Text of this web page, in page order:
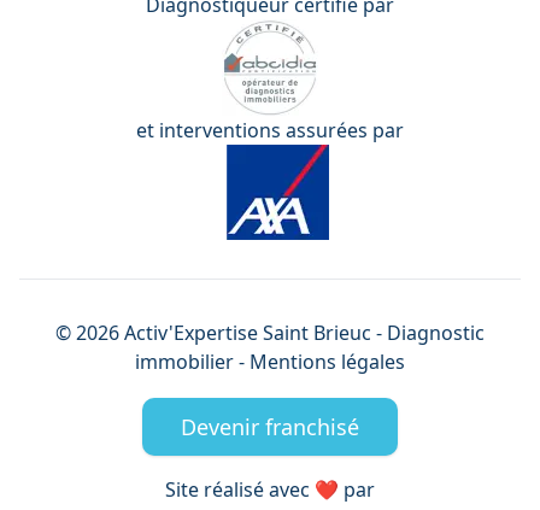
et interventions assurées par
©2026Activ'ExpertiseSaint Brieuc - Diagnostic
immobilier - Mentions légales
Devenir franchisé
Site réalisé avec ❤️ par